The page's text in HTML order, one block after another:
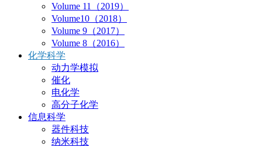
Volume 11（2019）
Volume10（2018）
Volume 9（2017）
Volume 8（2016）
化学科学
动力学模拟
催化
电化学
高分子化学
信息科学
器件科技
纳米科技